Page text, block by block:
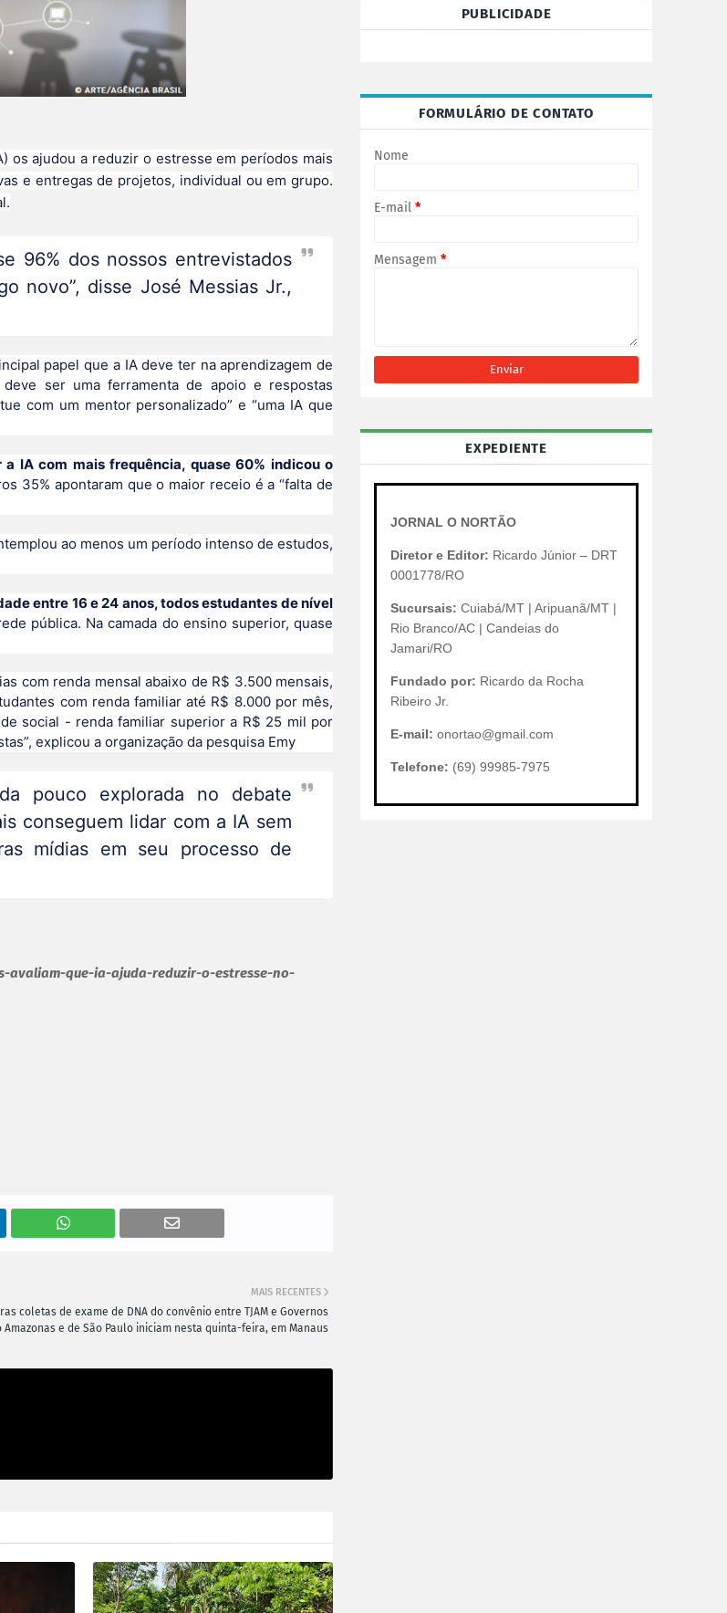
os ajudou a reduzir o estresse em períodos mais
e entregas de projetos, individual ou em grupo.
96% dos nossos entrevistados
novo”, disse José Messias Jr.,
papel que a IA deve ter na aprendizagem de
deve ser uma ferramenta de apoio e respostas
com um mentor personalizado” e “uma IA que
IA com mais frequência, quase 60% indicou o
35% apontaram que o maior receio é a “falta de
ao menos um período intenso de estudos,
entre 16 e 24 anos, todos estudantes de nível
pública. Na camada do ensino superior, quase
com renda mensal abaixo de R$ 3.500 mensais,
com renda familiar até R$ 8.000 por mês,
social - renda familiar superior a R$ 25 mil por
explicou a organização da pesquisa Emy
pouco explorada no debate
conseguem lidar com a IA sem
mídias em seu processo de
que-ia-ajuda-reduzir-o-estresse-no-
MAIS RECENTES
coletas de exame de DNA do convênio entre TJAM e Governos
Amazonas e de São Paulo iniciam nesta quinta-feira, em Manaus
PUBLICIDADE
FORMULÁRIO DE CONTATO
Nome
E-mail *
Mensagem *
EXPEDIENTE
JORNAL O NORTÃO
Diretor e Editor: Ricardo Júnior – DRT
0001778/RO
Sucursais: Cuiabá/MT | Aripuanã/MT |
Rio Branco/AC | Candeias do
Jamari/RO
Fundado por: Ricardo da Rocha
Ribeiro Jr.
E-mail: onortao@gmail.com
Telefone: (69) 99985-7975